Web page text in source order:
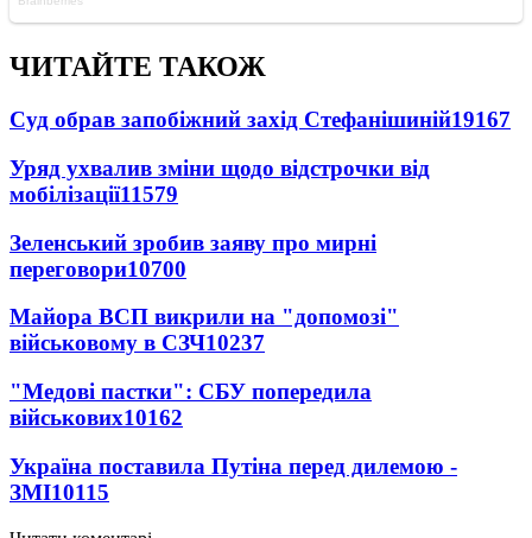
ЧИТАЙТЕ ТАКОЖ
Суд обрав запобіжний захід Стефанішиній19167
Уряд ухвалив зміни щодо відстрочки від
мобілізації11579
Зеленський зробив заяву про мирні
переговори10700
Майора ВСП викрили на "допомозі"
військовому в СЗЧ10237
"Медові пастки": СБУ попередила
військових10162
Україна поставила Путіна перед дилемою -
ЗМІ10115